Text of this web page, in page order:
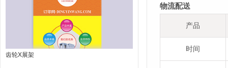
齿轮X展架
物流配送
产品
时间